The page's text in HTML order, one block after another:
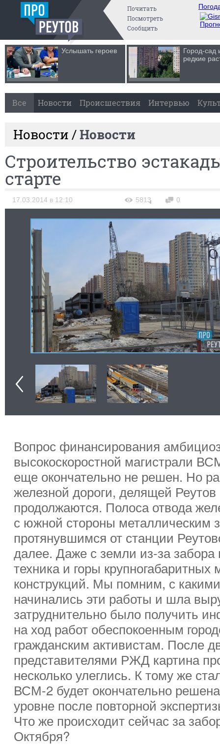
Почитать
Посмотреть
Сообщить
Услышать героев
Город-сад
редкие
Все Новости Происшествия Интервью
Новости /Новости
Строительство
старте
17.03.2014 в 12:10 5813 0
Вопрос финансирования
высокоскоростной магистрали
еще окончательно не решен. Но
железной дороги, делящей
продолжаются. Полоса отвода
с южной стороны металлическим
протянувшимся от станции
далее. Даже с земли из-за
техника и горы крупногабаритных
конструкций. Мы помним, с
начинались эти работы и шла
затруднительно было получить
на ход работ обеспокоенным
гражданским активистам. После
представителями РЖД картина
несколько улеглись. К тому же
ВСМ-2 будет окончательно
уровне после повторной
Что же происходит сейчас за
Октября?